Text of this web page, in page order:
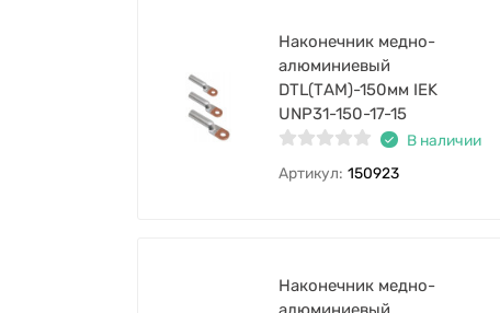
Наконечник медно-
алюминиевый
DTL(ТАМ)-150мм IEK
UNP31-150-17-15
В наличии
Артикул: 150923
Наконечник медно-